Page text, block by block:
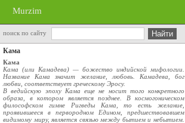
Murzim
поиск по сайту
Кама
Кама
Кама (или Камадева) — божество индийской мифологии.
Название Кама значит желание, любовь. Камадева, бог
любви, соответствует греческому Эросу.
В ведийскую эпоху Кама еще не носит того конкретного
образа, в котором является позднее. В космогоническом
философском гимне Ригведы Кама, то есть желание,
проявившееся в первородном Едином, предшествовавшем
видимому миру, является связью между бытием и небытием.